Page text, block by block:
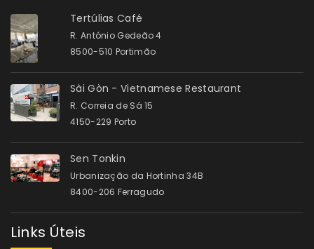
Tertúlias Café
R. António Gedeão 4
8500-510 Portimão
Sài Gòn - Vietnamese Restaurant
R. Correia de Sá 15
4150-229 Porto
Sen Tonkin
Urbanização da Hortinha 34B
8400-206 Ferragudo
Links Úteis